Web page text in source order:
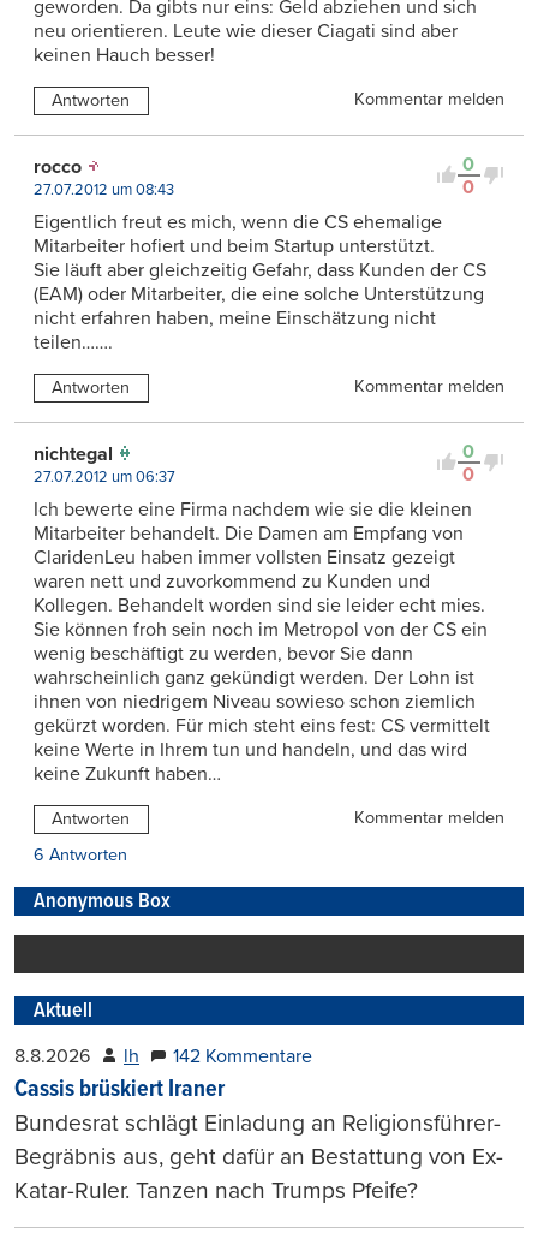
geworden. Da gibts nur eins: Geld abziehen und sich
neu orientieren. Leute wie dieser Ciagati sind aber
keinen Hauch besser!
Antworten Kommentar melden
0
0
rocco
27.07.2012 um 08:43
Eigentlich freut es mich, wenn die CS ehemalige
Mitarbeiter hofiert und beim Startup unterstützt.
Sie läuft aber gleichzeitig Gefahr, dass Kunden der CS
(EAM) oder Mitarbeiter, die eine solche Unterstützung
nicht erfahren haben, meine Einschätzung nicht
teilen…….
Antworten Kommentar melden
0
0
nichtegal
27.07.2012 um 06:37
Ich bewerte eine Firma nachdem wie sie die kleinen
Mitarbeiter behandelt. Die Damen am Empfang von
ClaridenLeu haben immer vollsten Einsatz gezeigt
waren nett und zuvorkommend zu Kunden und
Kollegen. Behandelt worden sind sie leider echt mies.
Sie können froh sein noch im Metropol von der CS ein
wenig beschäftigt zu werden, bevor Sie dann
wahrscheinlich ganz gekündigt werden. Der Lohn ist
ihnen von niedrigem Niveau sowieso schon ziemlich
gekürzt worden. Für mich steht eins fest: CS vermittelt
keine Werte in Ihrem tun und handeln, und das wird
keine Zukunft haben…
Antworten
Kommentar melden
6 Antworten
Anonymous Box
Aktuell
8.8.2026 lh 142 Kommentare
Cassis brüskiert Iraner
Bundesrat schlägt Einladung an Religionsführer-
Begräbnis aus, geht dafür an Bestattung von Ex-
Katar-Ruler. Tanzen nach Trumps Pfeife?